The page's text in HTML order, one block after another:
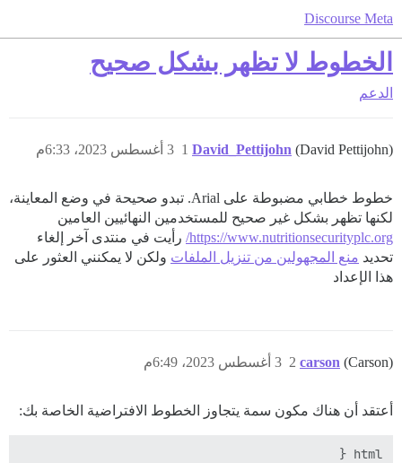
Discourse Meta
الخطوط لا تظهر بشكل صحيح
الدعم
David_Pettijohn (David Pettijohn) 3 أغسطس 2023، 6:33م 1
خطوط خطابي مضبوطة على Arial. تبدو صحيحة في وضع المعاينة،
لكنها تظهر بشكل غير صحيح للمستخدمين النهائيين العامين
https://www.nutritionsecurityplc.org/ رأيت في منتدى آخر إلغاء
تحديد منع المجهولين من تنزيل الملفات ولكن لا يمكنني العثور على
هذا الإعداد
carson (Carson) 3 أغسطس 2023، 6:49م 2
أعتقد أن هناك مكون سمة يتجاوز الخطوط الافتراضية الخاصة بك: